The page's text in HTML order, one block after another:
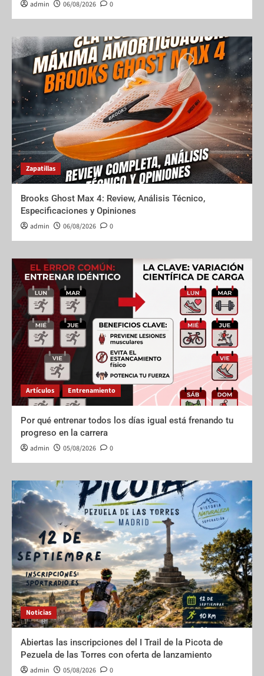
admin 06/08/2026 0
Zapatillas
Brooks Ghost Max 4: Review, Análisis Técnico,
Especificaciones y Opiniones
admin 06/08/2026 0
Artículos Entrenamiento
Por qué entrenar todos los días igual está frenando tu
progreso en la carrera
admin 05/08/2026 0
Noticias
Abiertas las inscripciones del I Trail de la Picota de
Pezuela de las Torres con oferta de lanzamiento
admin 05/08/2026 0